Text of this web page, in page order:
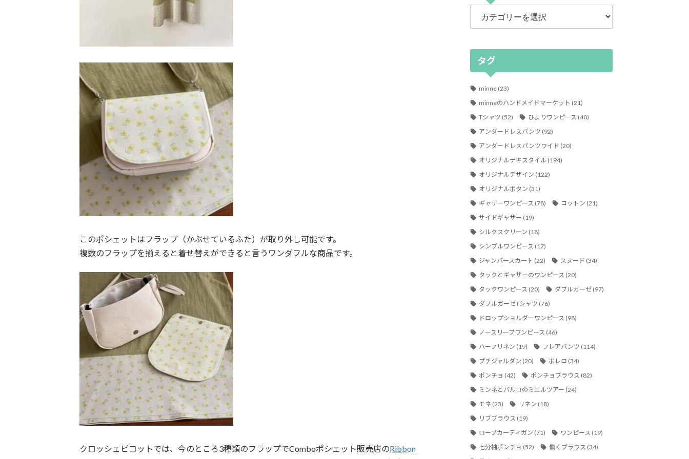
このポシェットはフラップ（かぶせているふた）が取り外し可能です。
複数のフラップを揃えると着せ替えができると言うワンダフルな商品です。
クロッシェピコットでは、今のところ3種類のフラップでComboポシェット販売店のRibbon
カ
ゴ
タグ
minne(23)
minneのハンドメイドマーケット (21)
Tシャツ (52) ひよりワンピース (40)
アンダードレスパンツ (92)
アンダードレスパンツワイド (20)
オリジナルテキスタイル (194)
オリジナルデザイン (122)
オリジナルボタン (31)
ギャザーワンピース (78) コットン (21)
サイドギャザー (19)
シルクスクリーン (18)
シンプルワンピース (17)
ジャンパースカート (22) スヌード (34)
タックとギャザーのワンピース (20)
タックワンピース (20) ダブルガーゼ (97)
ダブルガーゼTシャツ (76)
ドロップショルダーワンピース (98)
ノースリーブワンピース (46)
ハーフリネン (19) フレアパンツ (114)
プチジャルダン (20) ボレロ (34)
ポンチョ (42) ポンチョブラウス (82)
ミンネとパルコのミエルツアー (24)
モネ(23) リネン (18)
リブブラウス (19)
ローブカーディガン (71) ワンピース (19)
七分袖ポンチョ (52) 働くブラウス (34)